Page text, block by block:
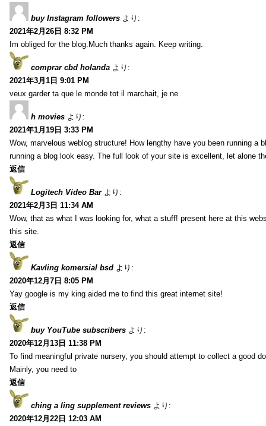
buy Instagram followers より:
2021年2月26日 8:32 PM
Im obliged for the blog.Much thanks again. Keep writing.
comprar cbd holanda より:
2021年3月1日 9:01 PM
veux garder ta que le monde tot il marchait, je ne
h movies より:
2021年1月19日 3:33 PM
Wow, marvelous weblog structure! How lengthy have you been running a
running a blog look easy. The full look of your site is excellent, let alone
返信
Logitech Video Bar より:
2021年2月3日 11:34 AM
Wow, that as what I was looking for, what a stuff! present here at this
this site.
返信
Kavling komersial bsd より:
2020年12月7日 8:05 PM
Yay google is my king aided me to find this great internet site!
返信
buy YouTube subscribers より:
2020年12月13日 11:38 PM
To find meaningful private nursery, you should attempt to collect a good
Mainly, you need to
返信
ching a ling supplement reviews より:
2020年12月22日 12:03 AM